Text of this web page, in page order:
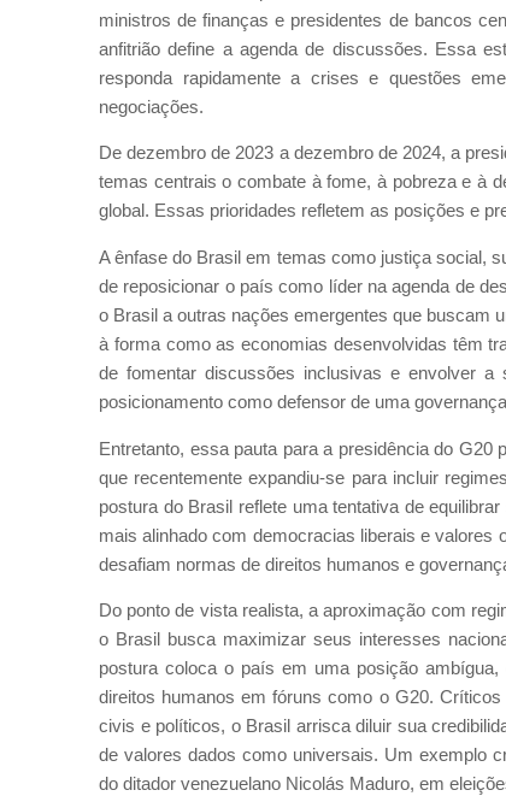
ministros de finanças e presidentes de bancos
anfitrião define a agenda de discussões. Essa
responda rapidamente a crises e questões
negociações.
De dezembro de 2023 a dezembro de 2024, a
temas centrais o combate à fome, à pobreza e à
global. Essas prioridades refletem as posições e
A ênfase do Brasil em temas como justiça social,
de reposicionar o país como líder na agenda de
o Brasil a outras nações emergentes que buscam
à forma como as economias desenvolvidas têm
de fomentar discussões inclusivas e envolver
posicionamento como defensor de uma
Entretanto, essa pauta para a presidência do
que recentemente expandiu-se para incluir
postura do Brasil reflete uma tentativa de
mais alinhado com democracias liberais e valores
desafiam normas de direitos humanos e
Do ponto de vista realista, a aproximação com
o Brasil busca maximizar seus interesses
postura coloca o país em uma posição
direitos humanos em fóruns como o G20.
civis e políticos, o Brasil arrisca diluir sua
de valores dados como universais. Um exemplo
do ditador venezuelano Nicolás Maduro, em